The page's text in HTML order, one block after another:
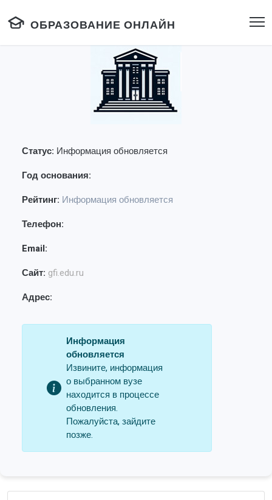
ОБРАЗОВАНИЕ ОНЛАЙН
Статус: Информация обновляется
Год основания:
Рейтинг: Информация обновляется
Телефон:
Email:
Сайт: gfi.edu.ru
Адрес:
Информация
обновляется
Извините, информация
о выбранном вузе
находится в процессе
обновления.
Пожалуйста, зайдите
позже.